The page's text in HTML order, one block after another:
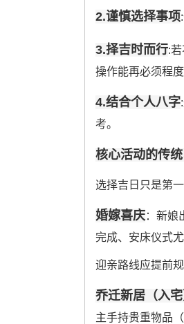
2.谨慎选择事项
3.择吉时而行:
操作能再必须程
4.结合个人八字
考。
核心活动的传
选择吉日只是第
婚嫁喜庆：新娘
完成、安床仪式
迎亲路线应提前
乔迁新居（入宅
主手持贵重物品